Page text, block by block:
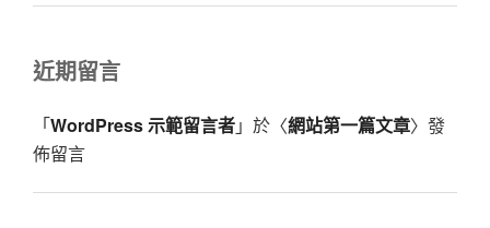
近期留言
「WordPress 示範留言者」於〈網站第一篇文章〉發
佈留言